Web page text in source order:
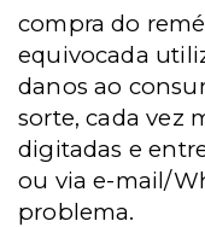
compra do
equivocada
danos ao
sorte, cada vez
digitadas e
ou via e-mail/
problema.